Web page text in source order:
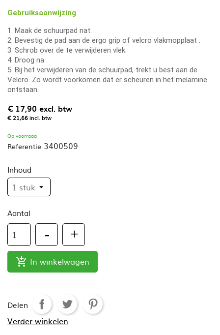
Gebruiksaanwijzing
1. Maak de schuurpad nat.
2. Bevestig de pad aan de ergo grip of velcro vlakmopplaat .
3. Schrob over de te verwijderen vlek.
4. Droog na
5. Bij het verwijderen van de schuurpad, trekt u best aan de
Velcro. Zo wordt voorkomen dat er scheuren in het melamine
ontstaan.
€ 17,90 excl. btw
€ 21,66incl. btw
Op voorraad
Referentie 3400509
Inhoud
Aantal
 In winkelwagen
Delen
Verder winkelen